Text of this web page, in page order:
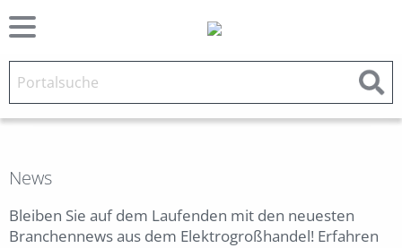
News
Bleiben Sie auf dem Laufenden mit den neuesten
Branchennews aus dem Elektrogroßhandel! Erfahren